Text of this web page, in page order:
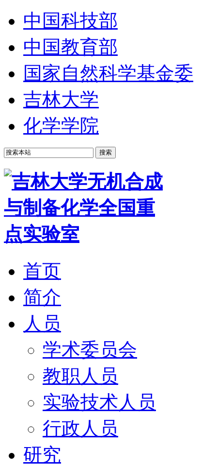
中国科技部
中国教育部
国家自然科学基金委
吉林大学
化学学院
首页
简介
人员
学术委员会
教职人员
实验技术人员
行政人员
研究